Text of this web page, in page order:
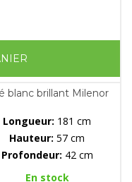
blanc brillant Milenor
Longueur: 181 cm
Hauteur: 57 cm
Profondeur: 42 cm
En stock